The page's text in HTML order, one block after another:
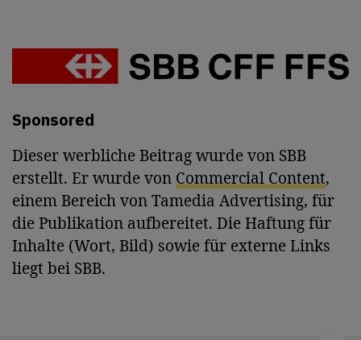
Sponsored
Dieser werbliche Beitrag wurde von SBB
erstellt. Er wurde von Commercial Content,
einem Bereich von Tamedia Advertising, für
die Publikation aufbereitet. Die Haftung für
Inhalte (Wort, Bild) sowie für externe Links
liegt bei SBB.